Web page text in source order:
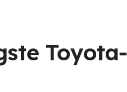
Toyota-